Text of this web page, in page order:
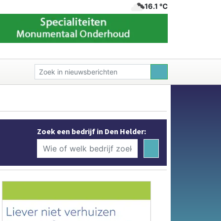
16.1 ℃
Zoek een bedrijf in Den Helder: